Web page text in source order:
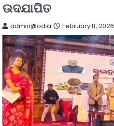
ଉଦଯାପିତ
admin@odia February 8, 2026